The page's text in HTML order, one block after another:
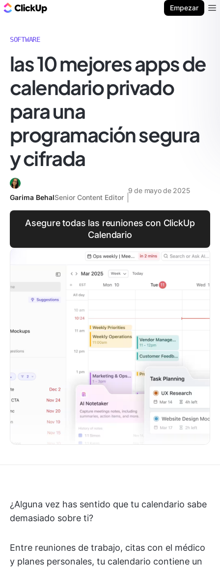
Empezar
SOFTWARE
las 10 mejores apps de
calendario privado
para una
programación segura
y cifrada
Garima BehalSenior Content Editor
9 de mayo de 2025
Asegure todas las reuniones con ClickUp
Calendario
¿Alguna vez has sentido que tu calendario sabe
demasiado sobre ti?
Entre reuniones de trabajo, citas con el médico
y planes personales, tu calendario contiene un